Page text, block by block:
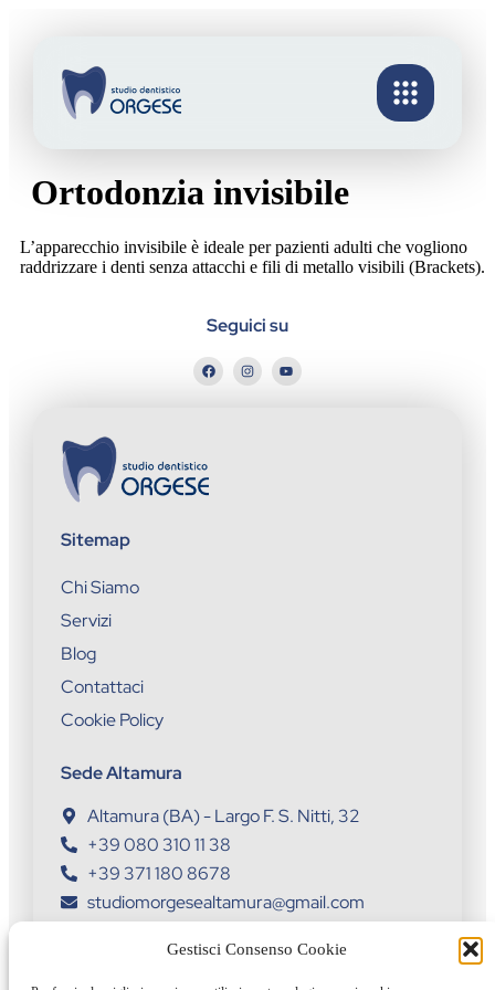
Gestisci Consenso Cookie
Ortodonzia invisibile
L’apparecchio invisibile è ideale per pazienti adulti che vogliono
raddrizzare i denti senza attacchi e fili di metallo visibili (Brackets).
Seguici su
Sitemap
Chi Siamo
Servizi
Blog
Contattaci
Cookie Policy
Sede Altamura
Altamura (BA) - Largo F. S. Nitti, 32
+39 080 310 11 38
+39 371 180 8678
studiomorgesealtamura@gmail.com